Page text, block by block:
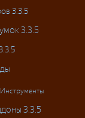
3.3.5
3.3.5
Инструменты
3.3.5